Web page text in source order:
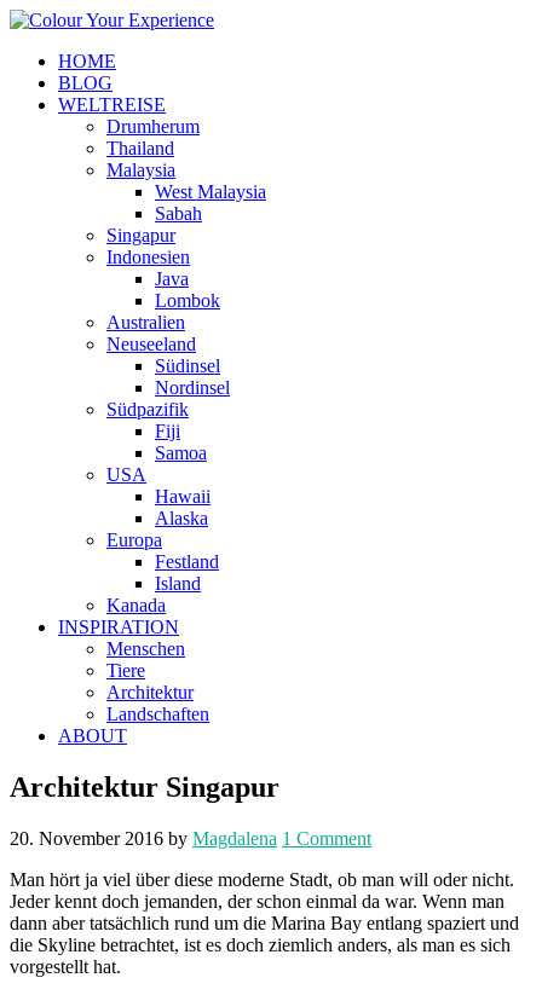
HOME
BLOG
WELTREISE
Drumherum
Thailand
Malaysia
West Malaysia
Sabah
Singapur
Indonesien
Java
Lombok
Australien
Neuseeland
Südinsel
Nordinsel
Südpazifik
Fiji
Samoa
USA
Hawaii
Alaska
Europa
Festland
Island
Kanada
INSPIRATION
Menschen
Tiere
Architektur
Landschaften
ABOUT
Architektur Singapur
20. November 2016 by Magdalena 1 Comment
Man hört ja viel über diese moderne Stadt, ob man will oder nicht.
Jeder kennt doch jemanden, der schon einmal da war. Wenn man
dann aber tatsächlich rund um die Marina Bay entlang spaziert und
die Skyline betrachtet, ist es doch ziemlich anders, als man es sich
vorgestellt hat.